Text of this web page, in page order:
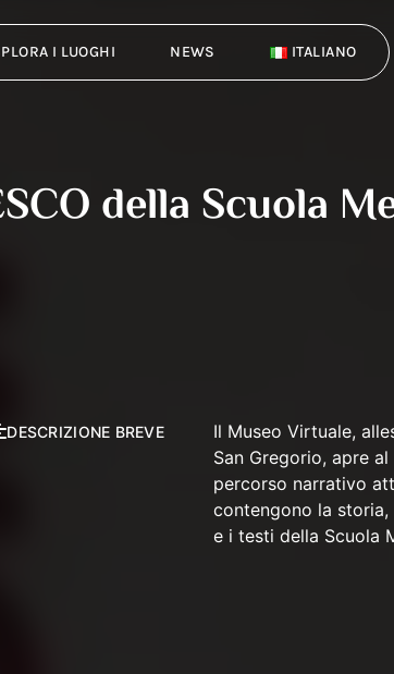
I LUOGHI NEWS ITALIANO
della Scuola
DESCRIZIONE BREVE
Il Museo Virtuale,
San Gregorio, apre
percorso narrativo
contengono la
e i testi della Scuola